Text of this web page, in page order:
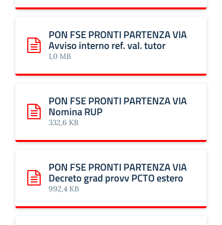
Scarica: PON FSE PRONTI PARTENZA VIA Avviso
PON FSE PRONTI PARTENZA VIA
Avviso interno ref. val. tutor
1,0 MB
Scarica: PON FSE PRONTI PARTENZA VIA Nomina RUP
PON FSE PRONTI PARTENZA VIA
Nomina RUP
332,6 KB
Scarica: PON FSE PRONTI PARTENZA VIA Decreto grad
PON FSE PRONTI PARTENZA VIA
Decreto grad provv PCTO estero
992,4 KB